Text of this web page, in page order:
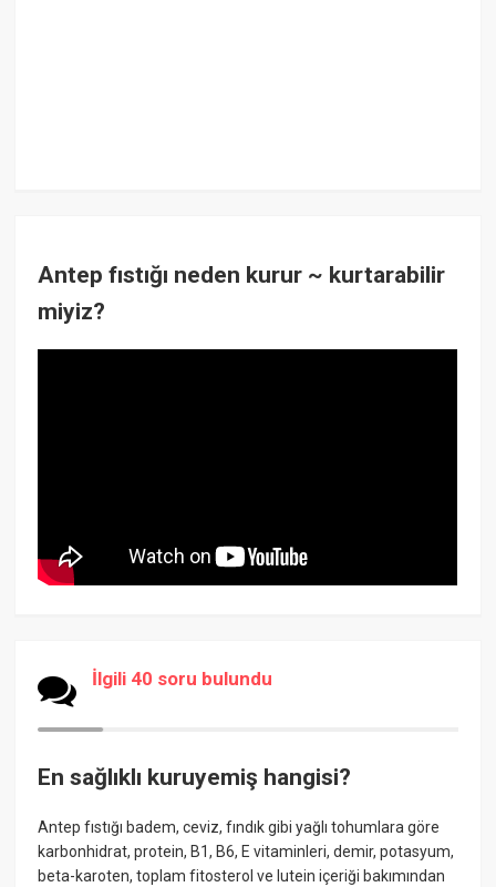
Antep fıstığı neden kurur ~ kurtarabilir
miyiz?
İlgili 40 soru bulundu
En sağlıklı kuruyemiş hangisi?
Antep fıstığı badem, ceviz, fındık gibi yağlı tohumlara göre
karbonhidrat, protein, B1, B6, E vitaminleri, demir, potasyum,
beta-karoten, toplam fitosterol ve lutein içeriği bakımından